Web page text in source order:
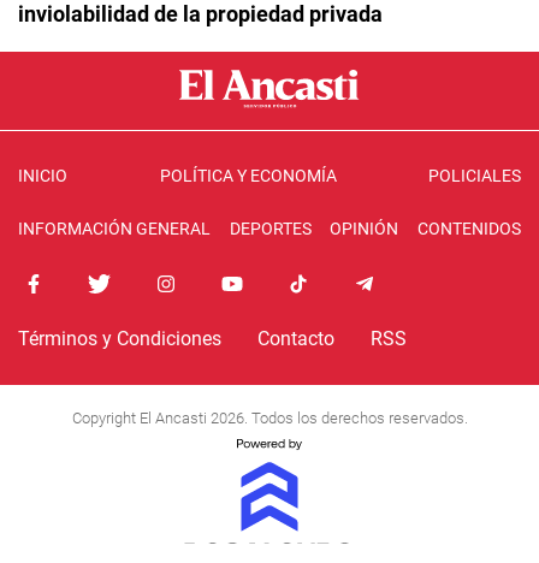
inviolabilidad de la propiedad privada
INICIO POLÍTICA Y ECONOMÍA POLICIALES
INFORMACIÓN GENERAL DEPORTES OPINIÓN CONTENIDOS
Términos y Condiciones Contacto RSS
Copyright El Ancasti 2026. Todos los derechos reservados.